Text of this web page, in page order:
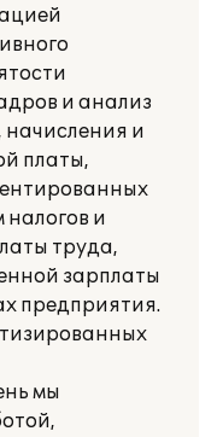
и анализ
начисления и
платы,
налогов и
труда,
зарплаты
предприятия.
мы